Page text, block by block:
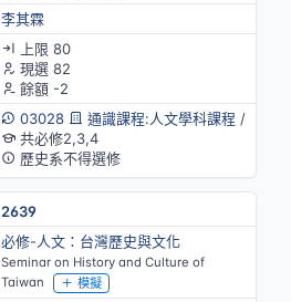
李其霖
上限 80
現選 82
餘額 -2
03028
通識課程:人文學科課程 /
共必修2,3,4
歷史系不得選修
2639
必修-人文：台灣歷史與文化
Seminar on History and Culture of
Taiwan
模擬